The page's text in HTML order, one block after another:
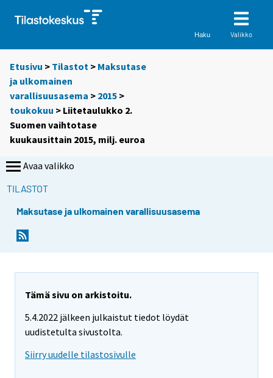
Haku Valikko
Etusivu > Tilastot > Maksutase
ja ulkomainen
varallisuusasema > 2015 >
toukokuu > Liitetaulukko 2.
Suomen vaihtotase
kuukausittain 2015, milj. euroa
Avaa valikko
TILASTOT
Maksutase ja ulkomainen varallisuusasema
Tämä sivu on arkistoitu.
5.4.2022 jälkeen julkaistut tiedot löydät
uudistetulta sivustolta.
Siirry uudelle tilastosivulle